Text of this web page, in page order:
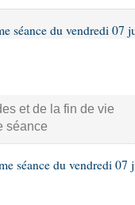
séance du vendredi 07
et de la fin de vie
séance
séance du vendredi 07